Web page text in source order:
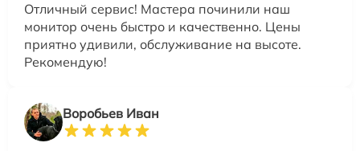
Отличный сервис! Мастера починили наш
монитор очень быстро и качественно. Цены
приятно удивили, обслуживание на высоте.
Рекомендую!
Воробьев Иван